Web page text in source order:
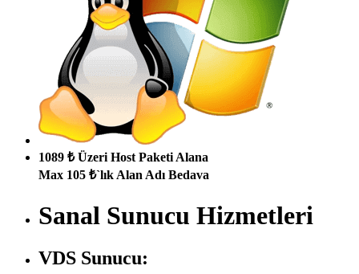
1089 ₺ Üzeri Host Paketi Alana
Max 105 ₺`lık Alan Adı Bedava
Sanal Sunucu Hizmetleri
VDS Sunucu: